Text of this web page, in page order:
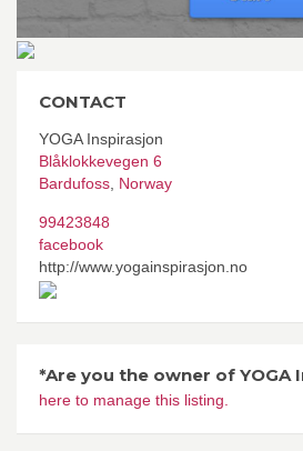
CONTACT
YOGA Inspirasjon
Blåklokkevegen 6
Bardufoss Norway
99423848
facebook
http://www.yogainspirasjon.no
*Are you the owner of YOGA
here to manage this listing.